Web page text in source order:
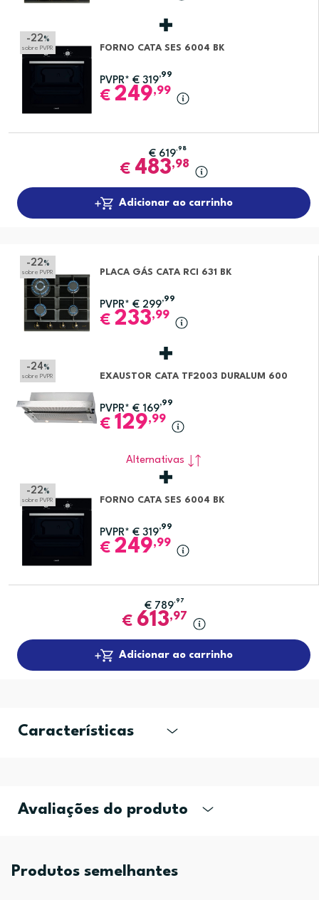
-22 %
sobre PVPR FORNO CATA SES 6004 BK
PVPR* € 319
,99
€ 249,99
€ 619,98
€ 483,98
Adicionar ao carrinho
-22 %
sobre PVPR PLACA GÁS CATA RCI 631 BK
PVPR* € 299
,99
€ 233,99
-24 %
sobre PVPR EXAUSTOR CATA TF2003 DURALUM 600
PVPR* € 169
,99
€ 129,99
Alternativas
-22 %
sobre PVPR FORNO CATA SES 6004 BK
PVPR* € 319
,99
€ 249,99
€ 789,97
€ 613,97
Adicionar ao carrinho
Características
Avaliações do produto
Produtos semelhantes